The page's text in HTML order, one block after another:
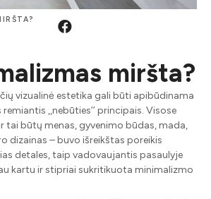
miršta?
vizualinė estetika gali būti apibūdinama
,,nebūties’’ principais. Visose
tai būtų menas, gyvenimo būdas, mada,
dizainas – buvo išreikštas poreikis
detales, taip vadovaujantis pasaulyje
kartu ir stipriai sukritikuota minimalizmo